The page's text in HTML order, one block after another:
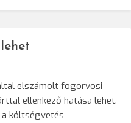
elszámolt fogorvosi
ellenkező hatása lehet.
költségvetés